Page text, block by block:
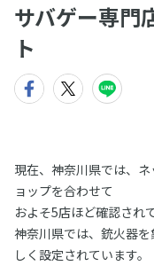
サバゲー専門
ト
現在、神奈川県では、
ョップを合わせて
およそ5店ほど確認され
神奈川県では、銃火器
しく設定されています。